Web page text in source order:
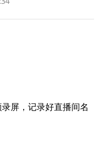
屏，记录好直播间名